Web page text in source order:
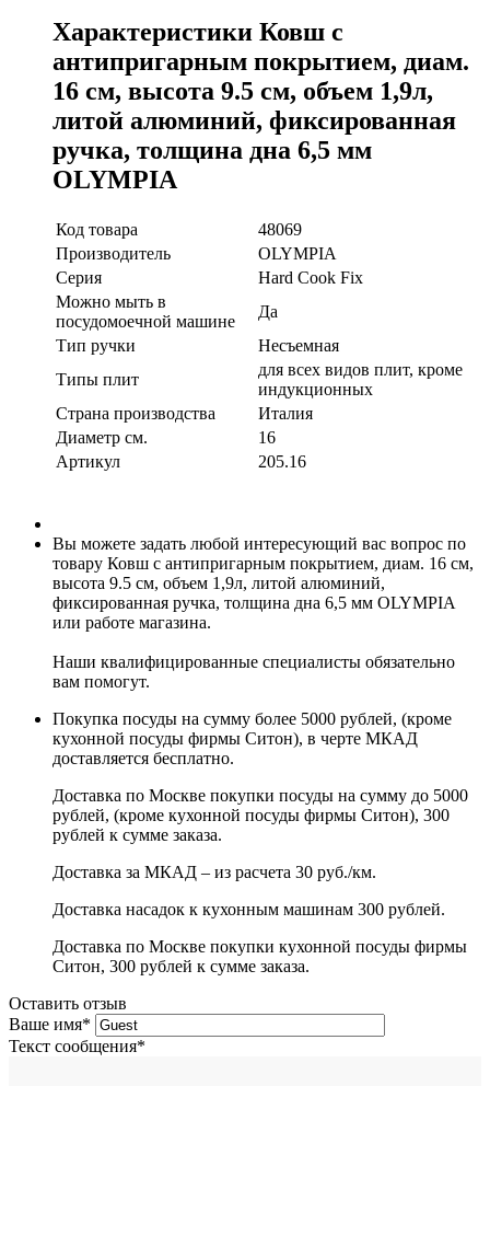
Характеристики Ковш с
антипригарным покрытием, диам.
16 см, высота 9.5 см, объем 1,9л,
литой алюминий, фиксированная
ручка, толщина дна 6,5 мм
OLYMPIA
Код товара
48069
Производитель
OLYMPIA
Серия
Hard Cook Fix
Можно мыть в
посудомоечной машине
Да
Тип ручки
Несъемная
Типы плит
для всех видов плит, кроме
индукционных
Страна производства
Италия
Диаметр см.
16
Артикул
205.16
Вы можете задать любой интересующий вас вопрос по
товару Ковш с антипригарным покрытием, диам. 16 см,
высота 9.5 см, объем 1,9л, литой алюминий,
фиксированная ручка, толщина дна 6,5 мм OLYMPIA
или работе магазина.
Наши квалифицированные специалисты обязательно
вам помогут.
Покупка посуды на сумму более 5000 рублей, (кроме
кухонной посуды фирмы Ситон), в черте МКАД
доставляется бесплатно.
Доставка по Москве покупки посуды на сумму до 5000
рублей, (кроме кухонной посуды фирмы Ситон), 300
рублей к сумме заказа.
Доставка за МКАД – из расчета 30 руб./км.
Доставка насадок к кухонным машинам 300 рублей.
Доставка по Москве покупки кухонной посуды фирмы
Ситон, 300 рублей к сумме заказа.
Оставить отзыв
Ваше имя*
Текст сообщения*